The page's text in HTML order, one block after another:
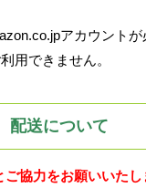
アカウントが
用できません。
配送について
協力をお願いいたし